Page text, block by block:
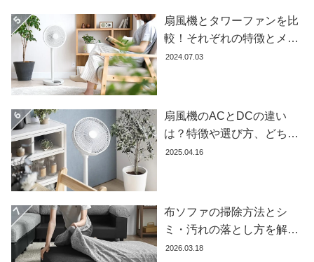
ピ
グ
イ
ド
お
支
払
い
に
扇風機とタワーファンを比
較！それぞれの特徴とメリ
ット・デメリットを解説し
2024.07.03
扇風機のACとDCの違い
は？特徴や選び方、どちら
が良いかを徹底解説【おす
2025.04.16
布ソファの掃除方法とシ
ミ・汚れの落とし方を解説
【自分でできる】
2026.03.18